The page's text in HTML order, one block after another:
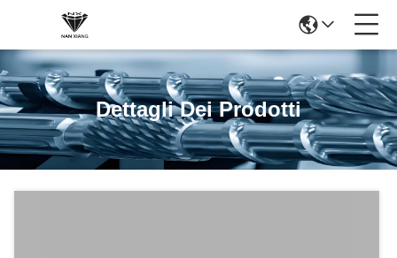
Dettagli Dei Prodotti